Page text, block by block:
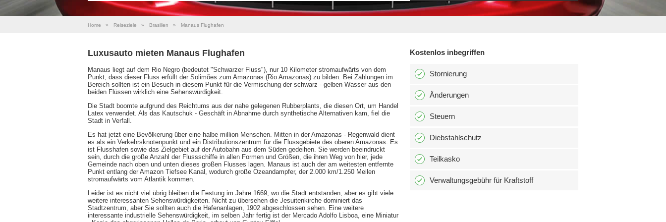
Home » Reiseziele » Brasilien » Manaus Flughafen
Luxusauto mieten Manaus Flughafen
Manaus liegt auf dem Rio Negro (bedeutet "Schwarzer Fluss"), nur 10 Kilometer stromaufwärts von dem
Punkt, dass dieser Fluss erfüllt der Solimões zum Amazonas (Rio Amazonas) zu bilden. Bei Zahlungen im
Bereich sollten ist ein Besuch in diesem Punkt für die Vermischung der schwarz - gelben Wasser aus den
beiden Flüssen wirklich eine Sehenswürdigkeit.
Die Stadt boomte aufgrund des Reichtums aus der nahe gelegenen Rubberplants, die diesen Ort, um Handel
Latex verwendet. Als das Kautschuk - Geschäft in Abnahme durch synthetische Alternativen kam, fiel die
Stadt in Verfall.
Es hat jetzt eine Bevölkerung über eine halbe million Menschen. Mitten in der Amazonas - Regenwald dient
es als ein Verkehrsknotenpunkt und ein Distributionszentrum für die Flussgebiete des oberen Amazonas. Es
ist Flusshafen sowie das Zielgebiet auf der Autobahn aus dem Süden gedeihen. Sie werden beeindruckt
sein, durch die große Anzahl der Flussschiffe in allen Formen und Größen, die ihren Weg von hier, jede
Gemeinde nach oben und unten dieses großen Flusses lagen. Manaus ist auch der am weitesten entfernte
Punkt entlang der Amazon Tiefsee Kanal, wodurch große Ozeandampfer, der 2.000 km/1.250 Meilen
stromaufwärts vom Atlantik kommen.
Leider ist es nicht viel übrig bleiben die Festung im Jahre 1669, wo die Stadt entstanden, aber es gibt viele
weitere interessanten Sehenswürdigkeiten. Nicht zu übersehen die Jesuitenkirche dominiert das
Stadtzentrum, aber Sie sollten auch die Hafenanlagen, 1902 abgeschlossen sehen. Eine weitere
interessante industrielle Sehenswürdigkeit, im selben Jahr fertig ist der Mercado Adolfo Lisboa, eine Miniatur
Kostenlos inbegriffen
Stornierung
Änderungen
Steuern
Diebstahlschutz
Teilkasko
Verwaltungsgebühr für Kraftstoff